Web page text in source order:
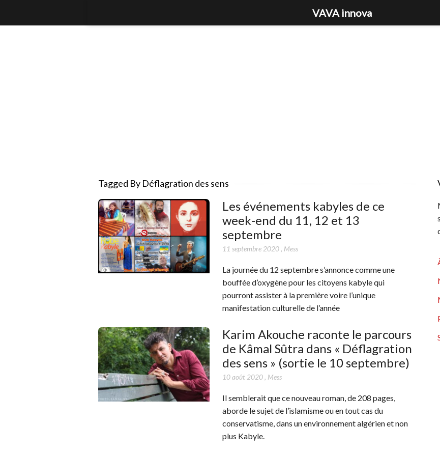
Tagged By Déflagration des sens
Les événements kabyles de ce
week-end du 11, 12 et 13
septembre
11 septembre 2020, Mess
La journée du 12 septembre s’annonce comme une
bouffée d’oxygène pour les citoyens kabyle qui
pourront assister à la première voire l’unique
manifestation culturelle de l’année
Karim Akouche raconte le parcours
de Kâmal Sûtra dans « Déflagration
des sens » (sortie le 10 septembre)
10 août 2020, Mess
Il semblerait que ce nouveau roman, de 208 pages,
aborde le sujet de l’islamisme ou en tout cas du
conservatisme, dans un environnement algérien et non
plus Kabyle.
VAVA innova